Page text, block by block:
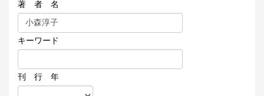
著 者 名
キーワード
刊 行 年